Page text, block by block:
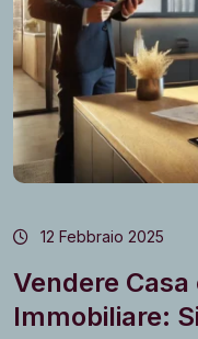
12 Febbraio 2025
Vendere
Immobiliare: